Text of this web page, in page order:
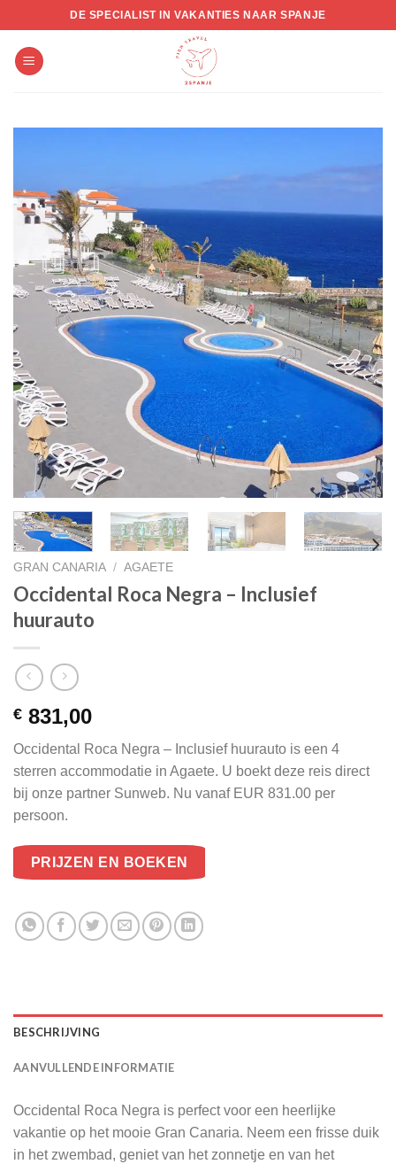
to
content
DE SPECIALIST IN VAKANTIES NAAR SPANJE
GRAN CANARIA / AGAETE
Occidental Roca Negra – Inclusief
huurauto
€ 831,00
Occidental Roca Negra – Inclusief huurauto is een 4
sterren accommodatie in Agaete. U boekt deze reis direct
bij onze partner Sunweb. Nu vanaf EUR 831.00 per
persoon.
PRIJZEN EN BOEKEN
BESCHRIJVING
AANVULLENDE INFORMATIE
Occidental Roca Negra is perfect voor een heerlijke
vakantie op het mooie Gran Canaria. Neem een frisse duik
in het zwembad, geniet van het zonnetje en van het